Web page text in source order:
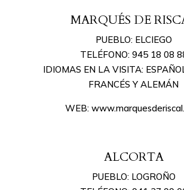
MARQUÉS DE
PUEBLO: ELCIEGO
TELÉFONO: 945 18 08
IDIOMAS EN LA VISITA:
FRANCÉS Y ALEMÁN
WEB:
ALCORTA
PUEBLO: LOGROÑO